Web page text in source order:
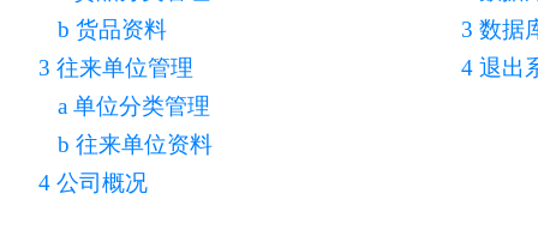
b 货品资料
3 往来单位管理
a 单位分类管理
b 往来单位资料
4 公司概况
3 数据
4 退出